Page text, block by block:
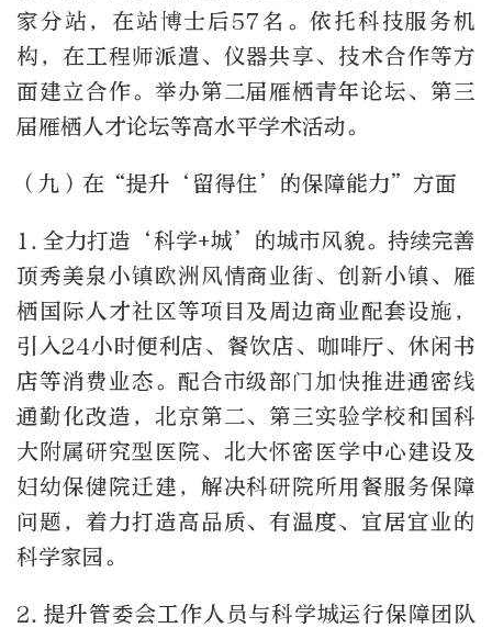
家分站，在站博士后57名。依托科技服务机
构，在工程师派遣、仪器共享、技术合作等方
面建立合作。举办第二届雁栖青年论坛、第三
届雁栖人才论坛等高水平学术活动。
（九）在“提升‘留得住’的保障能力”方面
1. 全力打造‘科学+城’的城市风貌。持续完善
顶秀美泉小镇欧洲风情商业街、创新小镇、雁
栖国际人才社区等项目及周边商业配套设施，
引入24小时便利店、餐饮店、咖啡厅、休闲书
店等消费业态。配合市级部门加快推进通密线
通勤化改造，北京第二、第三实验学校和国科
大附属研究型医院、北大怀密医学中心建设及
妇幼保健院迁建，解决科研院所用餐服务保障
问题，着力打造高品质、有温度、宜居宜业的
科学家园。
2. 提升管委会工作人员与科学城运行保障团队